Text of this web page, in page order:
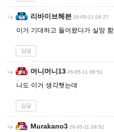
리바이브헤븐 26-05-11 08:27
이거 기대하고 들어왔다가 실망 함
답글
머니머니13 26-05-11 08:51
나도 이거 생각햇는데
답글
Murakano3 26-05-11 08:52